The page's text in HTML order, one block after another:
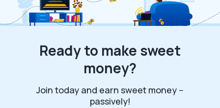
Ready to make sweet
money?
Join today and earn sweet money --
passively!